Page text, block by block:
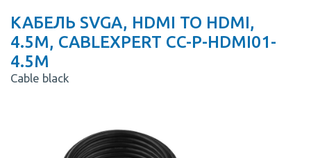
КАБЕЛЬ SVGA, HDMI TO HDMI,
4.5M, CABLEXPERT CC-P-HDMI01-
4.5M
Cable black